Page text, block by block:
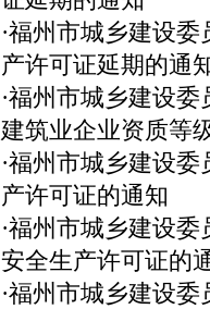
·福州市城乡建设委
产许可证延期的通
·福州市城乡建设委
建筑业企业资质等
·福州市城乡建设委
产许可证的通知
·福州市城乡建设委
安全生产许可证的
·福州市城乡建设委